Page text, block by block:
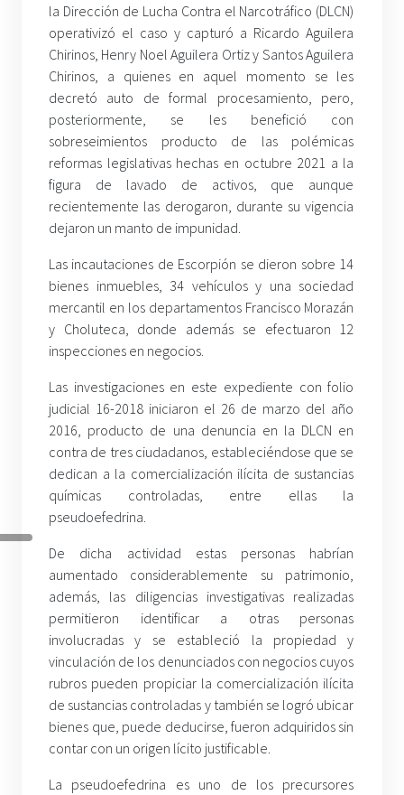
la Dirección de Lucha Contra el Narcotráfico (DLCN)
operativizó el caso y capturó a Ricardo Aguilera
Chirinos, Henry Noel Aguilera Ortiz y Santos Aguilera
Chirinos, a quienes en aquel momento se les
decretó auto de formal procesamiento, pero,
posteriormente, se les benefició con
sobreseimientos producto de las polémicas
reformas legislativas hechas en octubre 2021 a la
figura de lavado de activos, que aunque
recientemente las derogaron, durante su vigencia
dejaron un manto de impunidad.
Las incautaciones de Escorpión se dieron sobre 14
bienes inmuebles, 34 vehículos y una sociedad
mercantil en los departamentos Francisco Morazán
y Choluteca, donde además se efectuaron 12
inspecciones en negocios.
Las investigaciones en este expediente con folio
judicial 16-2018 iniciaron el 26 de marzo del año
2016, producto de una denuncia en la DLCN en
contra de tres ciudadanos, estableciéndose que se
dedican a la comercialización ilícita de sustancias
químicas controladas, entre ellas la
pseudoefedrina.
De dicha actividad estas personas habrían
aumentado considerablemente su patrimonio,
además, las diligencias investigativas realizadas
permitieron identificar a otras personas
involucradas y se estableció la propiedad y
vinculación de los denunciados con negocios cuyos
rubros pueden propiciar la comercialización ilícita
de sustancias controladas y también se logró ubicar
bienes que, puede deducirse, fueron adquiridos sin
contar con un origen lícito justificable.
La pseudoefedrina es uno de los precursores